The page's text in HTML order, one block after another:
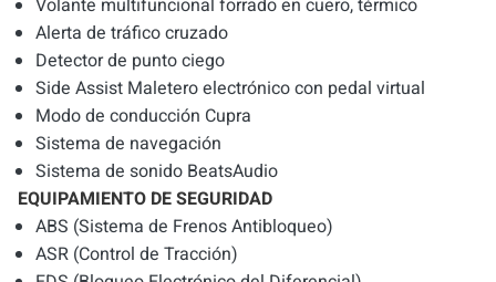
Volante multifuncional forrado en cuero, térmico
Alerta de tráfico cruzado
Detector de punto ciego
Side Assist Maletero electrónico con pedal virtual
Modo de conducción Cupra
Sistema de navegación
Sistema de sonido BeatsAudio
EQUIPAMIENTO DE SEGURIDAD
ABS (Sistema de Frenos Antibloqueo)
ASR (Control de Tracción)